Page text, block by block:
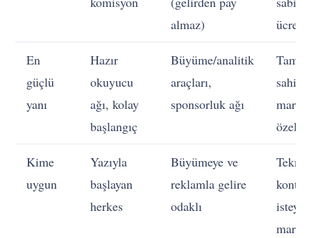
almaz)
ücret
En
güçlü
yanı
Hazır
okuyucu
ağı, kolay
başlangıç
Büyüme/analitik
araçları,
sponsorluk ağı
Tam
özel
Kime
uygun
Yazıyla
başlayan
herkes
Büyümeye ve
reklamla gelire
odaklı
Teknik